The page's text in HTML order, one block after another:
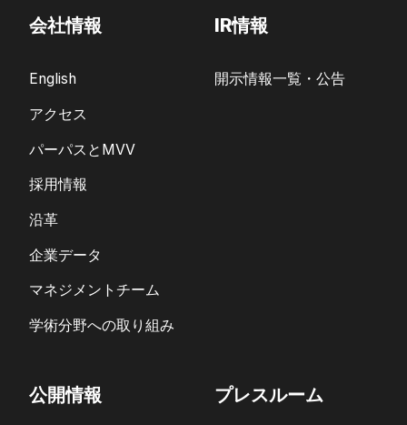
会社情報
English
アクセス
パーパスとMVV
採用情報
沿革
企業データ
マネジメントチーム
学術分野への取り組み
IR情報
開示情報一覧・公告
公開情報 プレスルーム